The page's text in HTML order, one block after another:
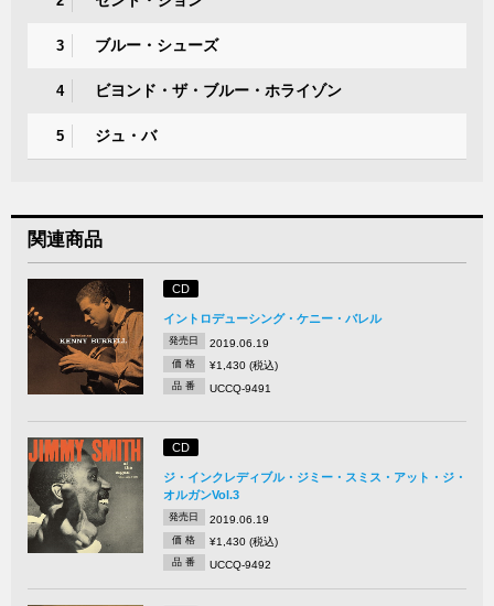
3 ブルー・シューズ
4 ビヨンド・ザ・ブルー・ホライゾン
5 ジュ・バ
関連商品
CD
イントロデューシング・ケニー・バレル
発売日 2019.06.19
価 格 ¥1,430 (税込)
品 番 UCCQ-9491
CD
ジ・インクレディブル・ジミー・スミス・アット・ジ・
オルガンVol.3
発売日 2019.06.19
価 格 ¥1,430 (税込)
品 番 UCCQ-9492